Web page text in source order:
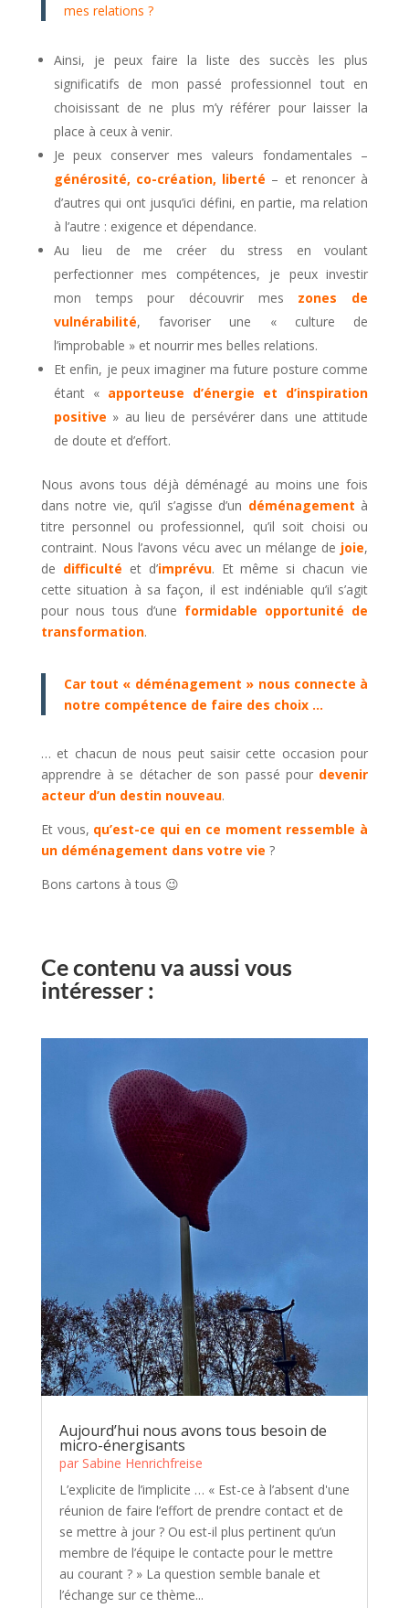
mes relations ?
Ainsi, je peux faire la liste des succès les plus
significatifs de mon passé professionnel tout en
choisissant de ne plus m’y référer pour laisser la
place à ceux à venir.
Je peux conserver mes valeurs fondamentales –
générosité, co-création, liberté – et renoncer à
d’autres qui ont jusqu’ici défini, en partie, ma relation
à l’autre : exigence et dépendance.
Au lieu de me créer du stress en voulant
perfectionner mes compétences, je peux investir
mon temps pour découvrir mes zones de
vulnérabilité, favoriser une « culture de
l’improbable » et nourrir mes belles relations.
Et enfin, je peux imaginer ma future posture comme
étant « apporteuse d’énergie et d’inspiration
positive » au lieu de persévérer dans une attitude
de doute et d’effort.
Nous avons tous déjà déménagé au moins une fois
dans notre vie, qu’il s’agisse d’un déménagement à
titre personnel ou professionnel, qu’il soit choisi ou
contraint. Nous l’avons vécu avec un mélange de joie,
de difficulté et d’imprévu. Et même si chacun vie
cette situation à sa façon, il est indéniable qu’il s’agit
pour nous tous d’une formidable opportunité de
transformation.
Car tout « déménagement » nous connecte à
notre compétence de faire des choix …
… et chacun de nous peut saisir cette occasion pour
apprendre à se détacher de son passé pour devenir
acteur d’un destin nouveau.
Et vous, qu’est-ce qui en ce moment ressemble à
un déménagement dans votre vie ?
Bons cartons à tous 😉
Ce contenu va aussi vous
intéresser :
Aujourd’hui nous avons tous besoin de
micro-énergisants
par Sabine Henrichfreise
L’explicite de l’implicite … « Est-ce à l’absent d'une
réunion de faire l’effort de prendre contact et de
se mettre à jour ? Ou est-il plus pertinent qu’un
membre de l’équipe le contacte pour le mettre
au courant ? » La question semble banale et
l’échange sur ce thème...